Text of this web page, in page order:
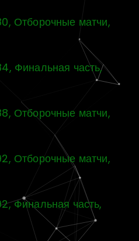
Отборочные матчи,
Финальная часть,
Отборочные матчи,
Отборочные матчи,
Финальная часть,